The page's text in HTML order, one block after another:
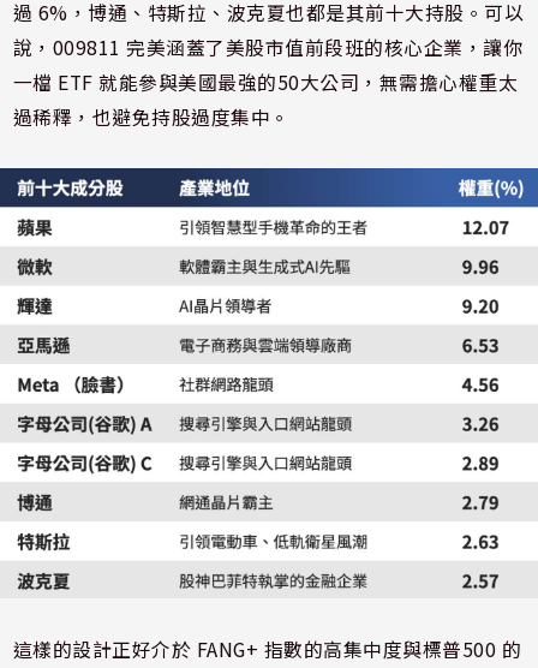
過 6%，博通、特斯拉、波克夏也都是其前十大持股。可以
說，009811 完美涵蓋了美股市值前段班的核心企業，讓你
一檔 ETF 就能參與美國最強的50大公司，無需擔心權重太
過稀釋，也避免持股過度集中。
這樣的設計正好介於 FANG+ 指數的高集中度與標普500 的